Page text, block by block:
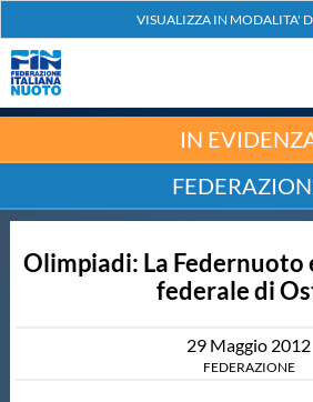
Nuoto
Tuffi
IN
Olimpiadi: La Federnuoto
federale di
29 Maggio 2012
FEDERAZIONE